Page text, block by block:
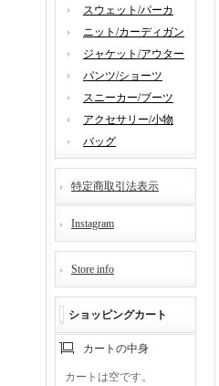
スウェット/パーカ
ニット/カーディガン
ジャケット/アウター
パンツ/ショーツ
スニーカー/ブーツ
アクセサリー/小物
バッグ
特定商取引法表示
Instagram
Store info
ショッピングカート
カートの中身
カートは空です。